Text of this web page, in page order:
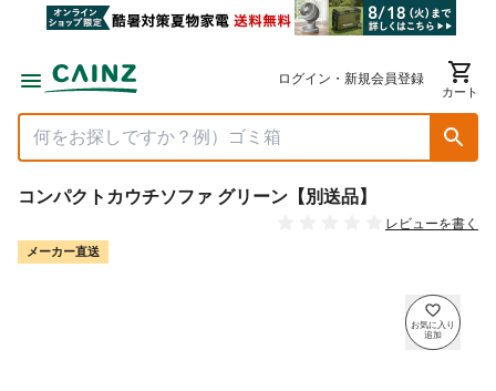
ログイン・新規会員登録
カート
コンパクトカウチソファ グリーン【別送品】
レビューを書く
メーカー直送